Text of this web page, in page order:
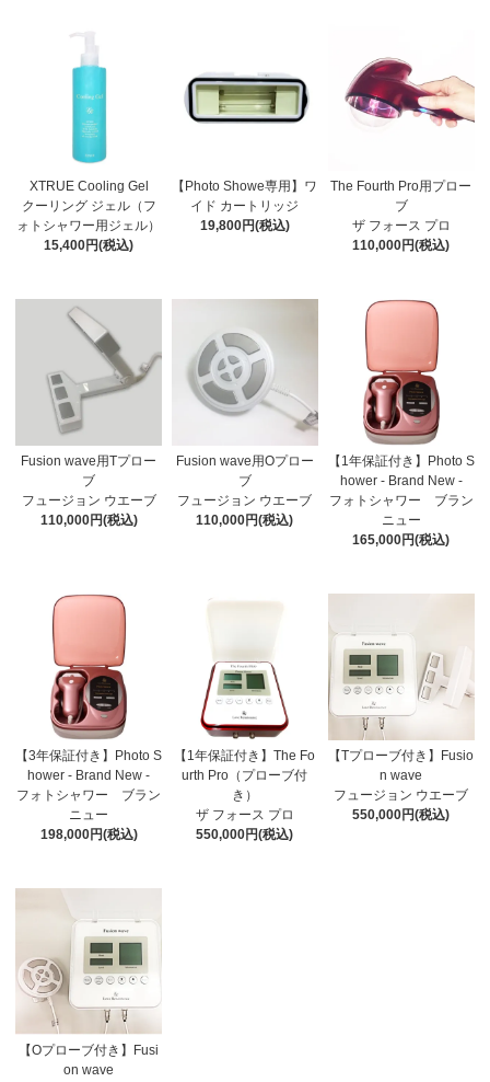
XTRUE Cooling Gel
クーリング ジェル（フ
ォトシャワー用ジェル）
15,400円(税込)
【Photo Showe専用】ワ
イド カートリッジ
19,800円(税込)
The Fourth Pro用プロー
ブ
ザ フォース プロ
110,000円(税込)
Fusion wave用Tプロー
ブ
フュージョン ウエーブ
110,000円(税込)
Fusion wave用Oプロー
ブ
フュージョン ウエーブ
110,000円(税込)
【1年保証付き】Photo S
hower - Brand New -
フォトシャワー ブラン
ニュー
165,000円(税込)
【3年保証付き】Photo S
hower - Brand New -
フォトシャワー ブラン
ニュー
198,000円(税込)
【1年保証付き】The Fo
urth Pro（プローブ付
き）
ザ フォース プロ
550,000円(税込)
【Tプローブ付き】Fusio
n wave
フュージョン ウエーブ
550,000円(税込)
【Oプローブ付き】Fusi
on wave